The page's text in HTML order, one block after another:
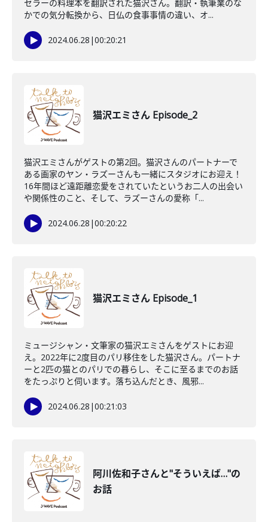
セラーの料理本を翻訳された猫沢さん。翻訳・執筆業のな
かでの気分転換から、日仏の食事事情の違い、オ...
2024.06.28 |00:20:21
猫沢エミさん Episode_2
猫沢エミさんがゲストの第2回。猫沢さんのパートナーで
ある画家のヤン・ラズーさんも一緒にスタジオにお迎え！
16年間ほど遠距離恋愛をされていたというお二人の出会い
や関係性のこと、そして、ラズーさんの愛称「...
2024.06.28 |00:20:22
猫沢エミさん Episode_1
ミュージシャン・文筆家の猫沢エミさんをゲストにお迎
え。2022年に2度目のパリ移住をした猫沢さん。パートナ
ーと2匹の猫とのパリでの暮らし、そこに至るまでのお話
をたっぷりと伺います。落ち込んだとき、風邪...
2024.06.28 |00:21:03
阿川佐和子さんと"そういえば…"の
お話